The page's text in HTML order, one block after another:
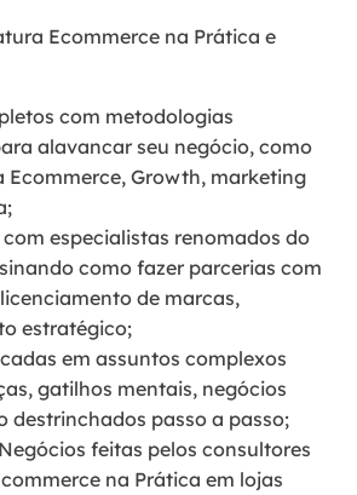
Ecommerce na Prática e
com metodologias
alavancar seu negócio, como
Ecommerce, Growth, marketing
especialistas renomados do
como fazer parcerias com
de marcas,
estratégico;
em assuntos complexos
gatilhos mentais, negócios
destrinchados passo a passo;
feitas pelos consultores
na Prática em lojas